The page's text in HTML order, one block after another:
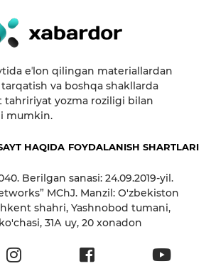
eʼlon qilingan materiallardan
tarqatish va boshqa shakllarda
tahririyat yozma roziligi bilan
mumkin.
HAQIDA FOYDALANISH SHARTLARI
Berilgan sanasi: 24.09.2019-yil.
MChJ. Manzil: O'zbekiston
shahri, Yashnobod tumani,
31А uy, 20 xonadon